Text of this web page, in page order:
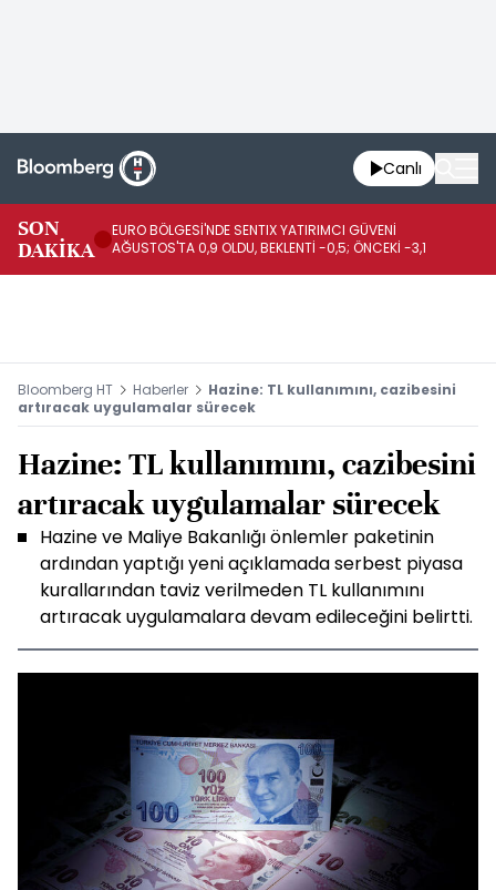
Canlı
SON
DAKİKA
EURO BÖLGESİ'NDE SENTIX YATIRIMCI GÜVENİ
AĞUSTOS'TA 0,9 OLDU, BEKLENTİ -0,5; ÖNCEKİ -3,1
Bloomberg HT Haberler
Hazine: TL kullanımını, cazibesini
artıracak uygulamalar sürecek
Hazine: TL kullanımını, cazibesini
artıracak uygulamalar sürecek
Hazine ve Maliye Bakanlığı önlemler paketinin
ardından yaptığı yeni açıklamada serbest piyasa
kurallarından taviz verilmeden TL kullanımını
artıracak uygulamalara devam edileceğini belirtti.